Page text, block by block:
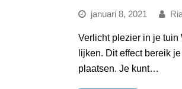
januari 8, 2021
Verlicht plezier in je tuin
lijken. Dit effect bereik
plaatsen. Je kunt…